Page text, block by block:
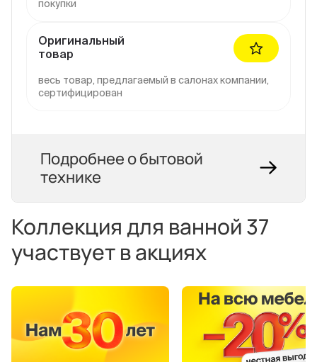
покупки
Оригинальный
товар
весь товар, предлагаемый в салонах компании,
сертифицирован
Подробнее о бытовой
технике
Коллекция для ванной 37
участвует в акциях